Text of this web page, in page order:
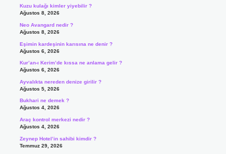
Kuzu kulağı kimler yiyebilir ?
Ağustos 8, 2026
Neo Avangard nedir ?
Ağustos 8, 2026
Eşimin kardeşinin karısına ne denir ?
Ağustos 6, 2026
Kur’an-ı Kerim’de kıssa ne anlama gelir ?
Ağustos 6, 2026
Ayvalıkta nereden denize girilir ?
Ağustos 5, 2026
Bukhari ne demek ?
Ağustos 4, 2026
Araç kontrol merkezi nedir ?
Ağustos 4, 2026
Zeynep Hotel’in sahibi kimdir ?
Temmuz 29, 2026